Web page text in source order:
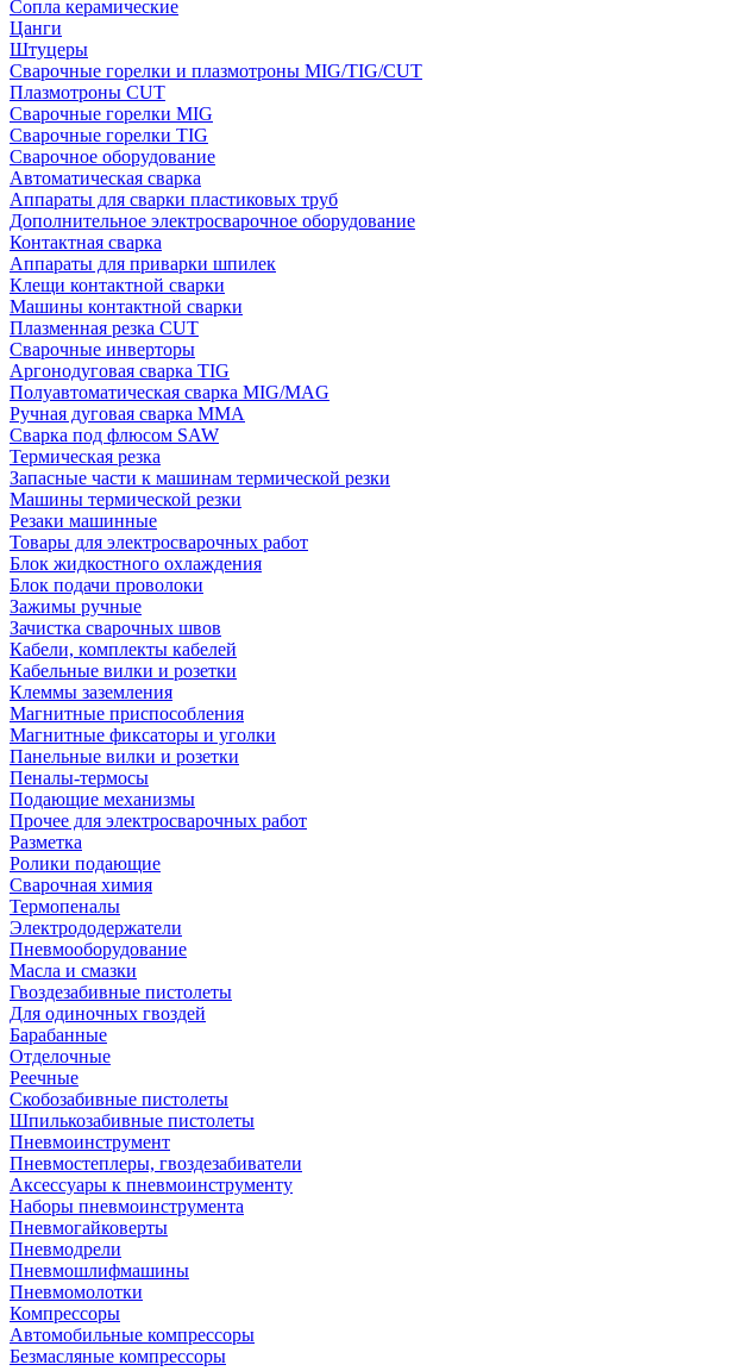
Сопла керамические
Цанги
Штуцеры
Сварочные горелки и плазмотроны MIG/TIG/CUT
Плазмотроны CUT
Сварочные горелки MIG
Сварочные горелки TIG
Сварочное оборудование
Автоматическая сварка
Аппараты для сварки пластиковых труб
Дополнительное электросварочное оборудование
Контактная сварка
Аппараты для приварки шпилек
Клещи контактной сварки
Машины контактной сварки
Плазменная резка CUT
Сварочные инверторы
Аргонодуговая сварка TIG
Полуавтоматическая сварка MIG/MAG
Ручная дуговая сварка MMA
Сварка под флюсом SAW
Термическая резка
Запасные части к машинам термической резки
Машины термической резки
Резаки машинные
Товары для электросварочных работ
Блок жидкостного охлаждения
Блок подачи проволоки
Зажимы ручные
Зачистка сварочных швов
Кабели, комплекты кабелей
Кабельные вилки и розетки
Клеммы заземления
Магнитные приспособления
Магнитные фиксаторы и уголки
Панельные вилки и розетки
Пеналы-термосы
Подающие механизмы
Прочее для электросварочных работ
Разметка
Ролики подающие
Сварочная химия
Термопеналы
Электрододержатели
Пневмооборудование
Масла и смазки
Гвоздезабивные пистолеты
Для одиночных гвоздей
Барабанные
Отделочные
Реечные
Скобозабивные пистолеты
Шпилькозабивные пистолеты
Пневмоинструмент
Пневмостеплеры, гвоздезабиватели
Аксессуары к пневмоинструменту
Наборы пневмоинструмента
Пневмогайковерты
Пневмодрели
Пневмошлифмашины
Пневмомолотки
Компрессоры
Автомобильные компрессоры
Безмасляные компрессоры